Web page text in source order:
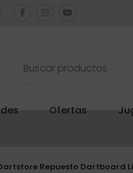
Ofertas
Repuesto Dartboard